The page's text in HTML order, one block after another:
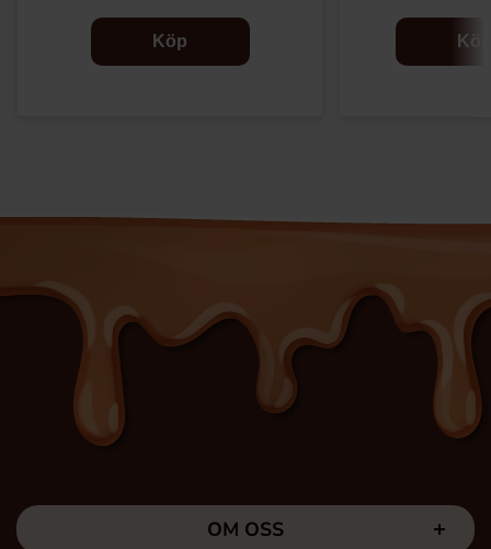
Köp Köp
OM OSS